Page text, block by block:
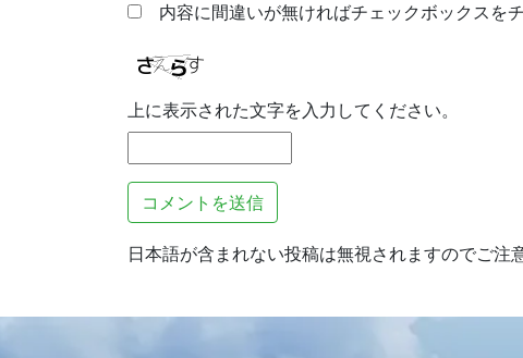
内容に間違いが無ければチェックボックスを
上に表示された文字を入力してください。
日本語が含まれない投稿は無視されますのでご注